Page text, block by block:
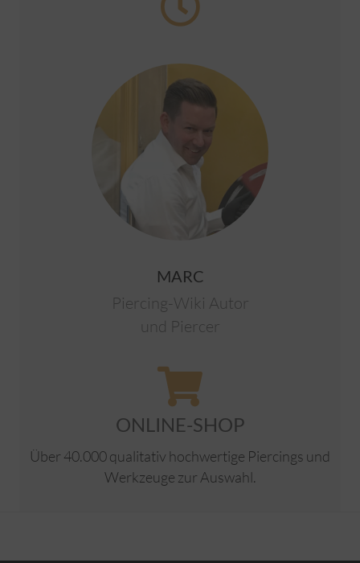
MARC
Piercing-Wiki Autor
und Piercer
ONLINE-SHOP
Über 40.000 qualitativ hochwertige Piercings und
Werkzeuge zur Auswahl.